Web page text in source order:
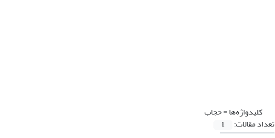
کلیدواژه‌ها =حجاب
تعداد مقالات:
1